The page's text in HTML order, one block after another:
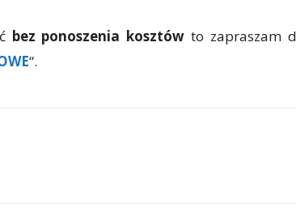
bez ponoszenia kosztów to zapraszam
“.